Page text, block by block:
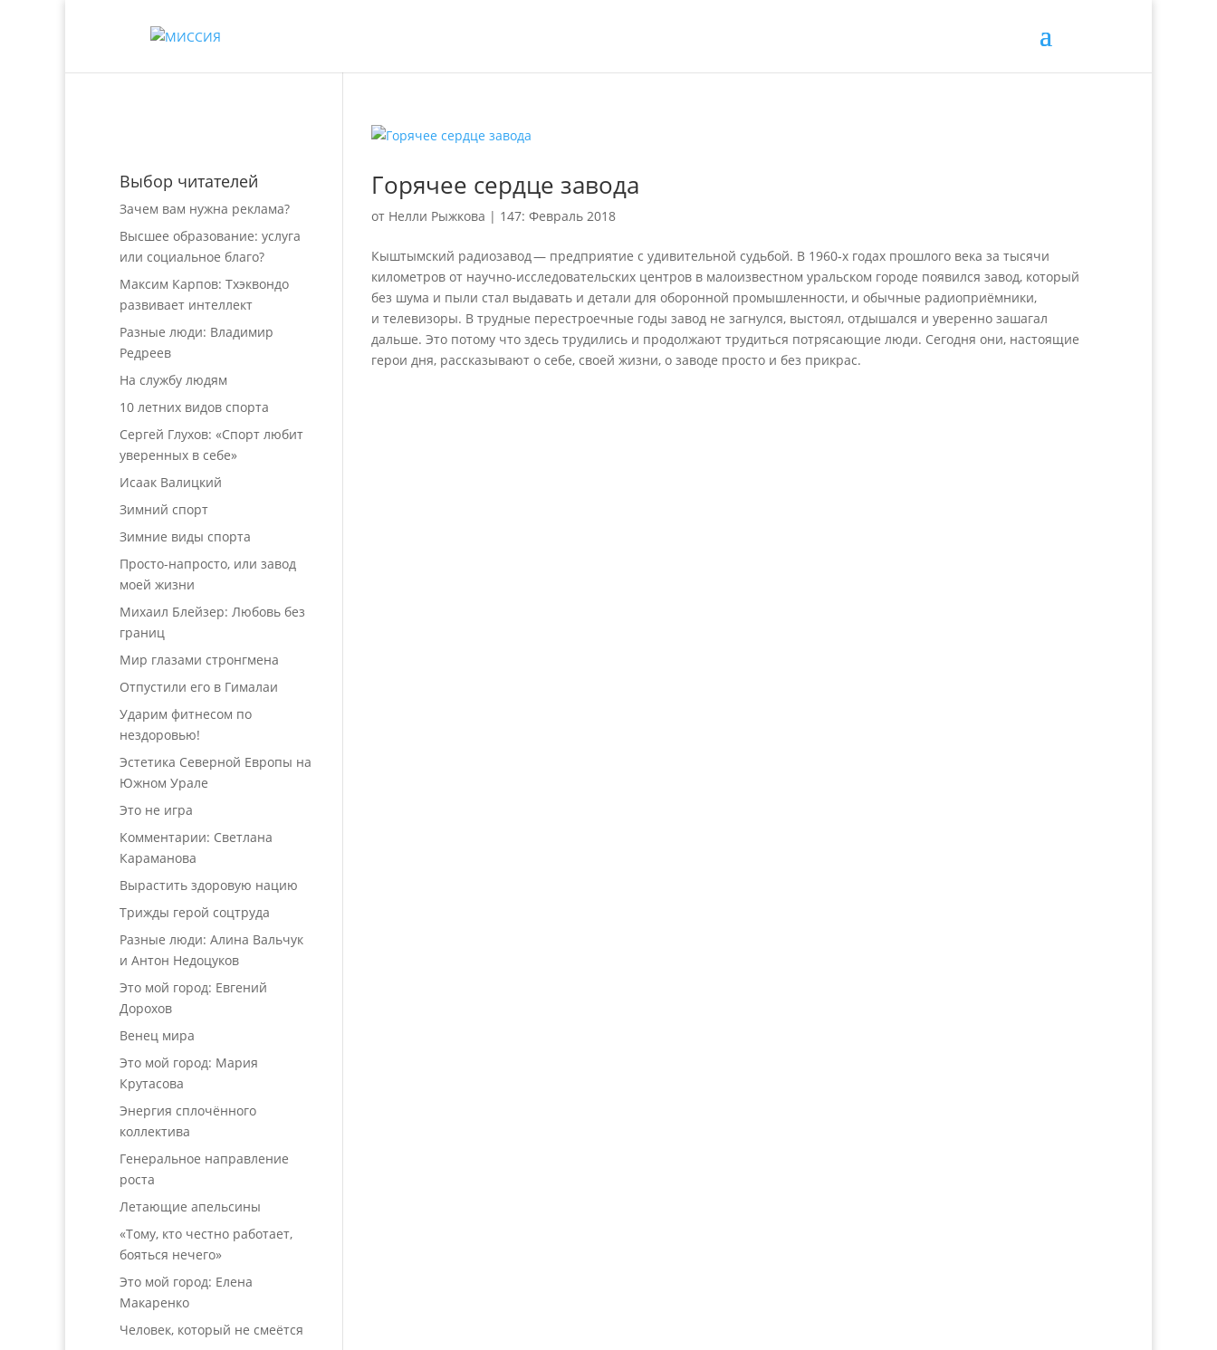
Горячее сердце завода
от Нелли Рыжкова | 147: Февраль 2018
Кыштымский радиозавод — предприятие с удивительной судьбой. В 1960‑х годах прошлого века за тысячи
километров от научно-исследовательских центров в малоизвестном уральском городе появился завод, который
без шума и пыли стал выдавать и детали для оборонной промышленности, и обычные радиоприёмники,
и телевизоры. В трудные перестроечные годы завод не загнулся, выстоял, отдышался и уверенно зашагал
дальше. Это потому что здесь трудились и продолжают трудиться потрясающие люди. Сегодня они, настоящие
герои дня, рассказывают о себе, своей жизни, о заводе просто и без прикрас.
Выбор читателей
Зачем вам нужна реклама?
Высшее образование: услуга
или социальное благо?
Максим Карпов: Тхэквондо
развивает интеллект
Разные люди: Владимир
Редреев
На службу людям
10 летних видов спорта
Сергей Глухов: «Спорт любит
уверенных в себе»
Исаак Валицкий
Зимний спорт
Зимние виды спорта
Просто-напросто, или завод
моей жизни
Михаил Блейзер: Любовь без
границ
Мир глазами стронгмена
Отпустили его в Гималаи
Ударим фитнесом по
нездоровью!
Эстетика Северной Европы на
Южном Урале
Это не игра
Комментарии: Светлана
Караманова
Вырастить здоровую нацию
Трижды герой соцтруда
Разные люди: Алина Вальчук
и Антон Недоцуков
Это мой город: Евгений
Дорохов
Венец мира
Это мой город: Мария
Крутасова
Энергия сплочённого
коллектива
Генеральное направление
роста
Летающие апельсины
«Тому, кто честно работает,
бояться нечего»
Это мой город: Елена
Макаренко
Человек, который не смеётся